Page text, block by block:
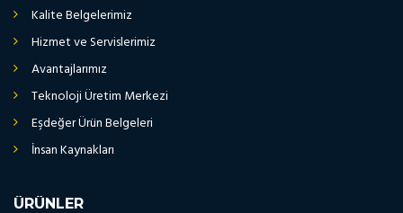
Kalite Belgelerimiz
Hizmet ve Servislerimiz
Avantajlarımız
Teknoloji Üretim Merkezi
Eşdeğer Ürün Belgeleri
İnsan Kaynakları
ÜRÜNLER